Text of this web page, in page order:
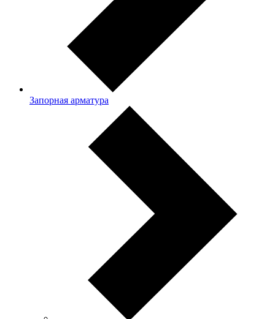
Запорная арматура